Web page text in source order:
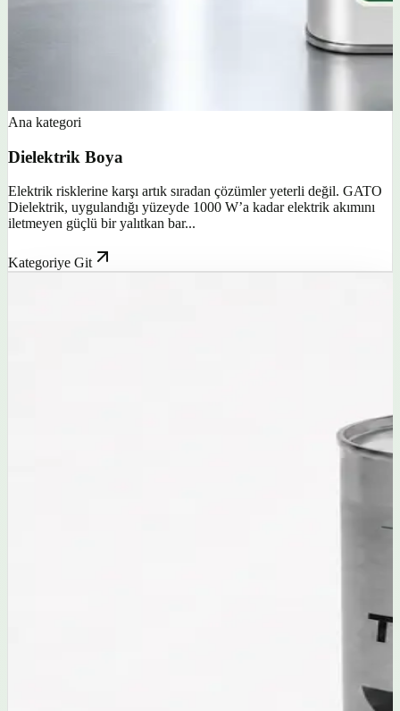
Ana kategori
Dielektrik Boya
Elektrik risklerine karşı artık sıradan çözümler yeterli değil. GATO
Dielektrik, uygulandığı yüzeyde 1000 W’a kadar elektrik akımını
iletmeyen güçlü bir yalıtkan bar...
Kategoriye Git